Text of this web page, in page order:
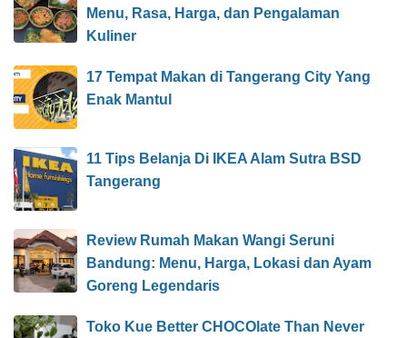
Menu, Rasa, Harga, dan Pengalaman
Kuliner
17 Tempat Makan di Tangerang City Yang
Enak Mantul
11 Tips Belanja Di IKEA Alam Sutra BSD
Tangerang
Review Rumah Makan Wangi Seruni
Bandung: Menu, Harga, Lokasi dan Ayam
Goreng Legendaris
Toko Kue Better CHOCOlate Than Never